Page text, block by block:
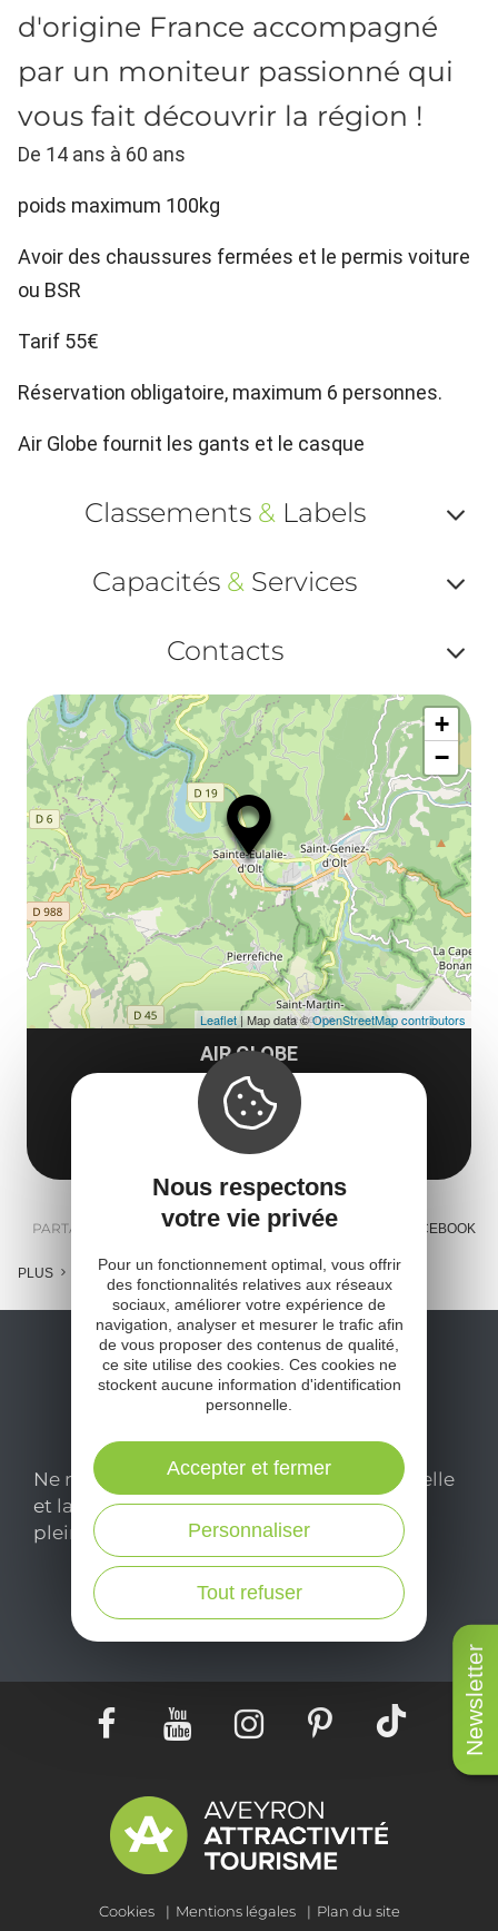
Newsletter
d'origine France accompagné
par un moniteur passionné qui
vous fait découvrir la région !
De 14 ans à 60 ans
poids maximum 100kg
Avoir des chaussures fermées et le permis voiture
ou BSR
Tarif 55€
Réservation obligatoire, maximum 6 personnes.
Air Globe fournit les gants et le casque
Classements &Labels
ou
Capacités & Services
ou
Contacts
ou
AIR GLOBE
12130 Sainte-Eulalie-d'Olt
Obtenir l'itinéraire
+
−
Leaflet | Map data ©OpenStreetMap contributors
PARTAGER : E-MAIL MESSENGER FACEBOOK
PLUS
Ne manquez pas notre newsletter mensuelle
et laissez-vous inspirer pour profiter
pleinement de votre séjour en Aveyron.
Je m'abonne ici
Cookies Mentions légales Plan du site
Nous respectons
votre vie privée
Pour un fonctionnement optimal, vous offrir
des fonctionnalités relatives aux réseaux
sociaux, améliorer votre expérience de
navigation, analyser et mesurer le trafic afin
de vous proposer des contenus de qualité,
ce site utilise des cookies. Ces cookies ne
stockent aucune information d'identification
personnelle.
Tout refuser
Personnaliser
Accepter et fermer